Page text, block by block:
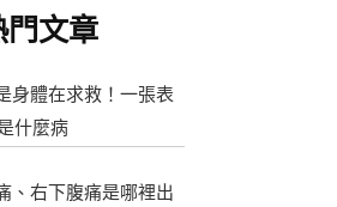
文章
身體在求救！一張表
什麼病
、右下腹痛是哪裡出